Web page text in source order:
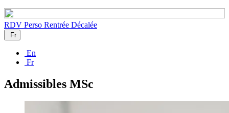
RDV Perso Rentrée Décalée
Fr
En
Fr
Admissibles MSc